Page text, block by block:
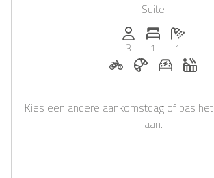
Suite
Personen (max.): 3
3
Aantal
1
Aantal
1
Fietsverhuur op
Ontbijt opE-auto
Kies een andere aankomstdag of pas
aan.